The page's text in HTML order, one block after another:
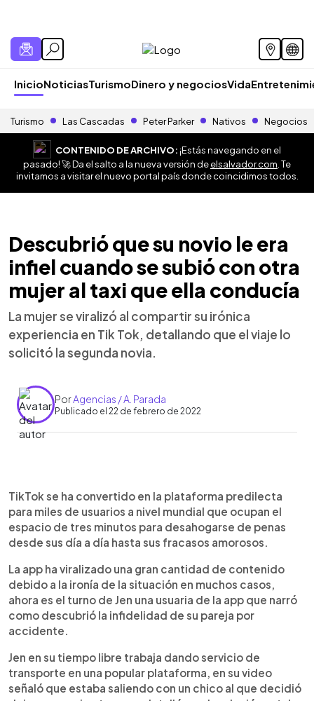
InicioNoticiasTurismoDinero y negociosVida
Turismo Las Cascadas Peter Parker Nativos Negocios
CONTENIDO DE ARCHIVO:¡Estás navegando en el
pasado! 🚀 Da el salto a la nueva versión deelsalvador.com . Te
invitamos a visitar el nuevo portal país donde coincidimos todos.
Descubrió que su novio le era
infiel cuando se subió con otra
mujer al taxi que ella conducía
La mujer se viralizó al compartir su irónica
experiencia en Tik Tok, detallando que el viaje lo
solicitó la segunda novia.
PorAgencias / A. Parada
Publicado el 22 de febrero de 2022
Escuchar artículo
TikTok se ha convertido en la plataforma predilecta
para miles de usuarios a nivel mundial que ocupan el
espacio de tres minutos para desahogarse de penas
desde sus día a día hasta sus fracasos amorosos.
La app ha viralizado una gran cantidad de contenido
debido a la ironía de la situación en muchos casos,
ahora es el turno de Jen una usuaria de la app que narró
como descubrió la infidelidad de su pareja por
accidente.
Jen en su tiempo libre trabaja dando servicio de
transporte en una popular plataforma, en su video
señaló que estaba saliendo con un chico al que decidió